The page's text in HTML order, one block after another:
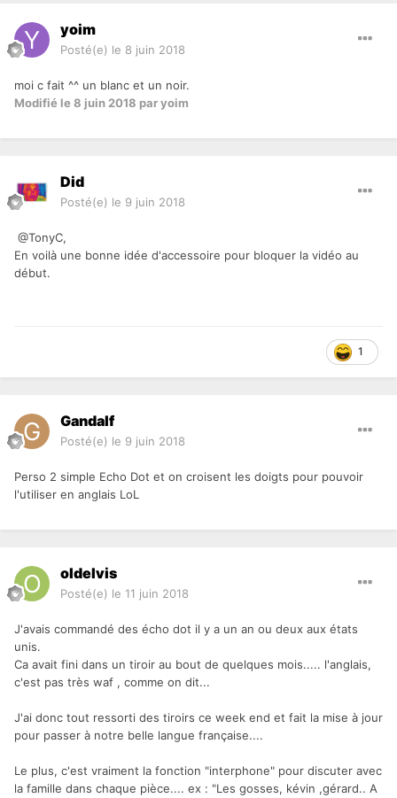
yoim
Posté(e) le 8 juin 2018
moi c fait ^^ un blanc et un noir.
Modifié le 8 juin 2018 par yoim
Did
Posté(e) le 9 juin 2018
@TonyC,
En voilà une bonne idée d'accessoire pour bloquer la vidéo au
début.
1
Gandalf
Posté(e) le 9 juin 2018
Perso 2 simple Echo Dot et on croisent les doigts pour pouvoir
l'utiliser en anglais LoL
oldelvis
Posté(e) le 11 juin 2018
J'avais commandé des écho dot il y a un an ou deux aux états
unis.
Ca avait fini dans un tiroir au bout de quelques mois..... l'anglais,
c'est pas très waf , comme on dit...
J'ai donc tout ressorti des tiroirs ce week end et fait la mise à jour
pour passer à notre belle langue française....
Le plus, c'est vraiment la fonction "interphone" pour discuter avec
la famille dans chaque pièce.... ex : "Les gosses, kévin ,gérard.. A